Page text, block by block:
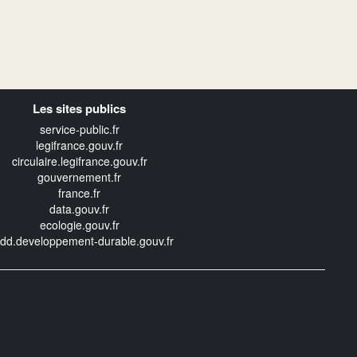
Les sites publics
service-public.fr
legifrance.gouv.fr
circulaire.legifrance.gouv.fr
gouvernement.fr
france.fr
data.gouv.fr
ecologie.gouv.fr
durable.gouv.fr